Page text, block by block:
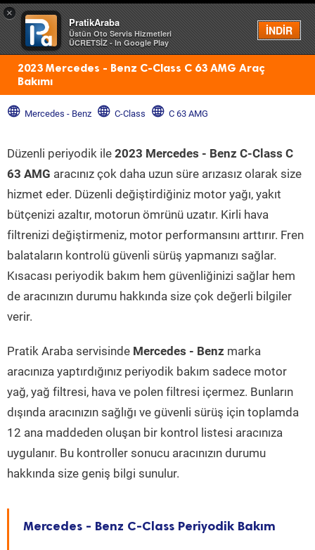
×
PratikAraba
Üstün Oto Servis Hizmetleri
ÜCRETSİZ - In Google Play
İNDİR
Menü
2023 Mercedes - Benz C-Class C 63 AMG Araç
Bakımı
Mercedes - Benz C-Class C 63 AMG
Düzenli periyodik ile 2023 Mercedes - Benz C-Class C
63 AMG aracınız çok daha uzun süre arızasız olarak size
hizmet eder. Düzenli değiştirdiğiniz motor yağı, yakıt
bütçenizi azaltır, motorun ömrünü uzatır. Kirli hava
filtrenizi değiştirmeniz, motor performansını arttırır. Fren
balataların kontrolü güvenli sürüş yapmanızı sağlar.
Kısacası periyodik bakım hem güvenliğinizi sağlar hem
de aracınızın durumu hakkında size çok değerli bilgiler
verir.
Pratik Araba servisinde Mercedes - Benz marka
aracınıza yaptırdığınız periyodik bakım sadece motor
yağ, yağ filtresi, hava ve polen filtresi içermez. Bunların
dışında aracınızın sağlığı ve güvenli sürüş için toplamda
12 ana maddeden oluşan bir kontrol listesi aracınıza
uygulanır. Bu kontroller sonucu aracınızın durumu
hakkında size geniş bilgi sunulur.
Mercedes - Benz C-Class Periyodik Bakım